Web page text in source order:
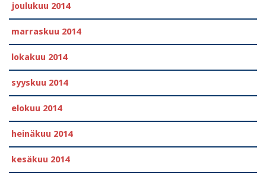
joulukuu 2014
marraskuu 2014
lokakuu 2014
syyskuu 2014
elokuu 2014
heinäkuu 2014
kesäkuu 2014